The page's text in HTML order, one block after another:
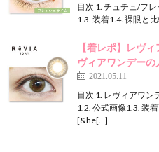
目次 1. チュチュ/フ
1.3. 装着1.4. 裸眼と
【着レポ】レヴ
ヴィアワンデーの
2021.05.11
目次 1. レヴィアワン
1.2. 公式画像1.3. 装
[&he[…]